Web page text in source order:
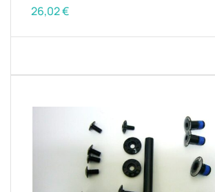
26,02€